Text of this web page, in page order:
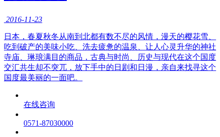
2016-11-23
日本，春夏秋冬从南到北都有数不尽的风情，漫天的樱花雪、
吃到破产的美味小吃、洗去疲惫的温泉、让人心灵升华的神社
寺庙、琳琅满目的商品，古典与时尚、历史与现代在这个国度
交汇共生却不突兀，放下手中的日剧和日漫，亲自来找寻这个
国度最美丽的一面吧。
在线咨询
0571-87030000